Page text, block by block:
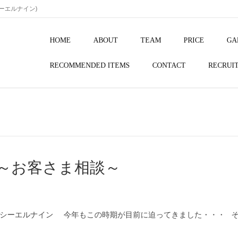
エルナイン)
HOME ABOUT TEAM PRICE
RECOMMENDED ITEMS CONTACT
お客さま相談～
ーエルナイン 今年もこの時期が目前に迫ってきました・・・